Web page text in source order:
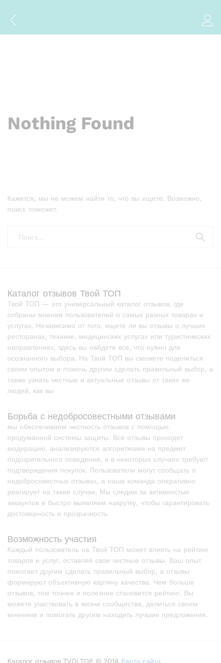
Nothing Found
Кажется, мы не можем найти то, что вы ищете. Возможно,
поиск поможет.
Каталог отзывов Твой ТОП
Твой ТОП — это универсальный каталог отзывов, где
собраны мнения пользователей о самых разных товарах и
услугах. Независимо от того, ищете ли вы отзывы о лучших
ресторанах, технике, медицинских услугах или туристических
направлениях, здесь вы найдете все, что нужно для
осознанного выбора. На Твой ТОП вы сможете поделиться
своим опытом и помочь другим сделать правильный выбор, а
также узнать честные и актуальные отзывы от таких же
людей, как вы
Борьба с недобросовестными отзывами
мы обеспечиваем честность отзывов с помощью
продуманной системы защиты. Все отзывы проходят
модерацию, анализируются алгоритмами на предмет
подозрительного поведения, и в некоторых случаях требуют
подтверждения покупок. Пользователи могут сообщать о
недобросовестных отзывах, а наша команда оперативно
реагирует на такие случаи. Мы следим за активностью
аккаунтов и быстро выявляем накрутку, чтобы гарантировать
достоверность и прозрачность
Возможность участия
Каждый пользователь на Твой ТОП может влиять на рейтинг
товаров и услуг, оставляя свои честные отзывы. Ваш опыт
помогает другим сделать правильный выбор, а отзывы
формируют объективную картину качества. Чем больше
отзывов, тем точнее и полезнее становится рейтинг. Вы
можете участвовать в жизни сообщества, делиться своим
мнением и помогать другим находить лучшие предложения.
Каталог отзывов TVOI.TOP © 2018 Карта сайта